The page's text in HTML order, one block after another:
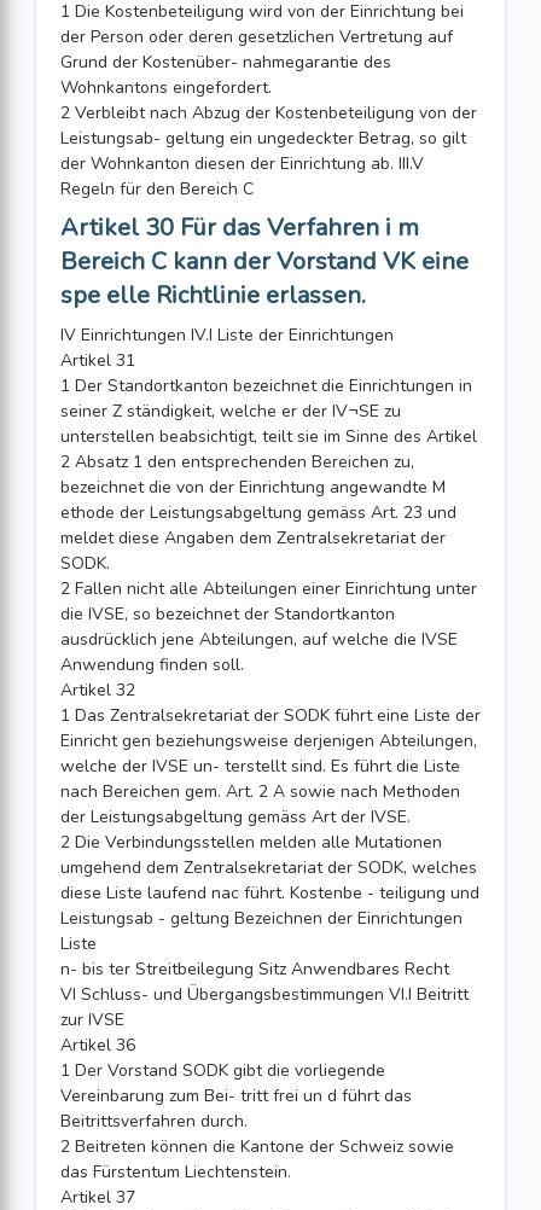
1 Die Kostenbeteiligung wird von der Einrichtung bei
der Person oder deren gesetzlichen Vertretung auf
Grund der Kostenüber- nahmegarantie des
Wohnkantons eingefordert.
2 Verbleibt nach Abzug der Kostenbeteiligung von der
Leistungsab- geltung ein ungedeckter Betrag, so gilt
der Wohnkanton diesen der Einrichtung ab. III.V
Regeln für den Bereich C
Artikel 30 Für das Verfahren i m
Bereich C kann der Vorstand VK eine
spe elle Richtlinie erlassen.
IV Einrichtungen IV.I Liste der Einrichtungen
Artikel 31
1 Der Standortkanton bezeichnet die Einrichtungen in
seiner Z ständigkeit, welche er der IV¬SE zu
unterstellen beabsichtigt, teilt sie im Sinne des Artikel
2 Absatz 1 den entsprechenden Bereichen zu,
bezeichnet die von der Einrichtung angewandte M
ethode der Leistungsabgeltung gemäss Art. 23 und
meldet diese Angaben dem Zentralsekretariat der
SODK.
2 Fallen nicht alle Abteilungen einer Einrichtung unter
die IVSE, so bezeichnet der Standortkanton
ausdrücklich jene Abteilungen, auf welche die IVSE
Anwendung finden soll.
Artikel 32
1 Das Zentralsekretariat der SODK führt eine Liste der
Einricht gen beziehungsweise derjenigen Abteilungen,
welche der IVSE un- terstellt sind. Es führt die Liste
nach Bereichen gem. Art. 2 A sowie nach Methoden
der Leistungsabgeltung gemäss Art der IVSE.
2 Die Verbindungsstellen melden alle Mutationen
umgehend dem Zentralsekretariat der SODK, welches
diese Liste laufend nac führt. Kostenbe - teiligung und
Leistungsab - geltung Bezeichnen der Einrichtungen
Liste
n- bis ter Streitbeilegung Sitz Anwendbares Recht
VI Schluss- und Übergangsbestimmungen VI.I Beitritt
zur IVSE
Artikel 36
1 Der Vorstand SODK gibt die vorliegende
Vereinbarung zum Bei- tritt frei un d führt das
Beitrittsverfahren durch.
2 Beitreten können die Kantone der Schweiz sowie
das Fürstentum Liechtenstein.
Artikel 37